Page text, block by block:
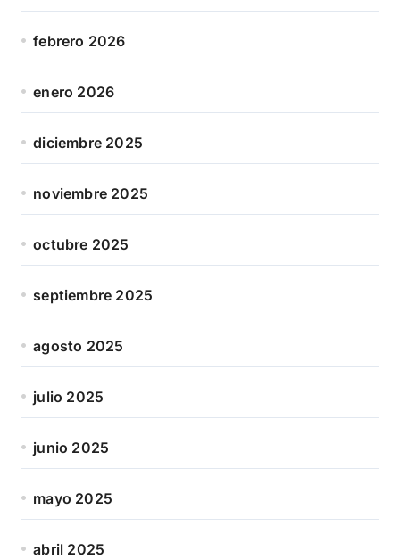
febrero 2026
enero 2026
diciembre 2025
noviembre 2025
octubre 2025
septiembre 2025
agosto 2025
julio 2025
junio 2025
mayo 2025
abril 2025